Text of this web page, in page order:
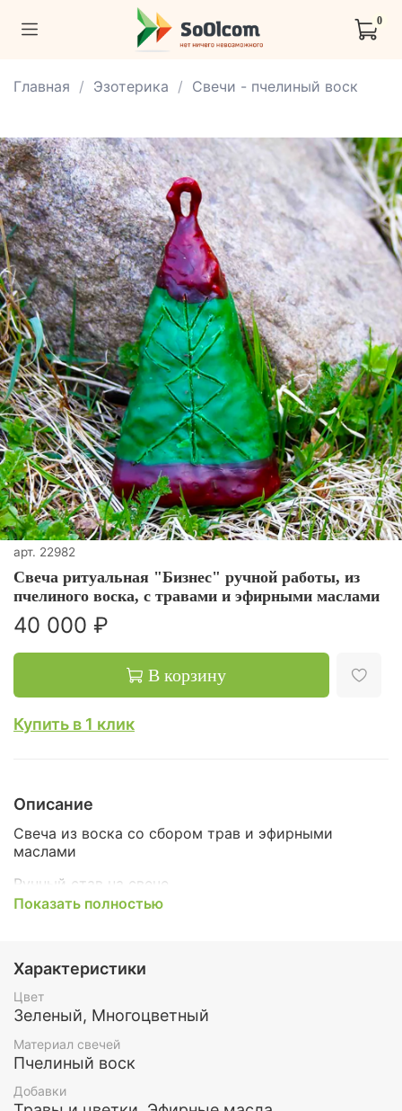
0
Главная Эзотерика Свечи - пчелиный воск
арт. 22982
Свеча ритуальная "Бизнес" ручной работы, из
пчелиного воска, с травами и эфирными маслами
40 000 ₽
В корзину
Купить в 1 клик
Описание
Свеча из воска со сбором трав и эфирными
маслами
Рунный став на свече.
Инструкция прилагается
Размер свечи 17х5 см
вручную руками мастера. В них вложена
сильная энергетика.
Свечи мы делаем только из натурального
Показать полностью
Характеристики
Цвет
Зеленый, Многоцветный
Материал свечей
Пчелиный воск
Добавки